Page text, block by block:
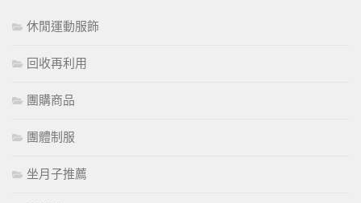
休閒運動服飾
回收再利用
團購商品
團體制服
坐月子推薦